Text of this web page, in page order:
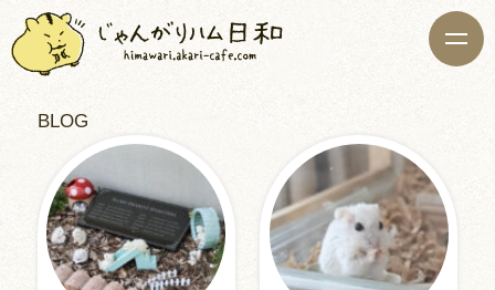
BLOG